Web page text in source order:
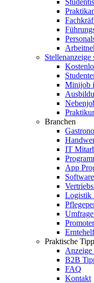
Stellenanzeige
Minijob
Branchen
IT
App
Logistik
Praktische
Anzeige
B2B
FAQ
Kontakt